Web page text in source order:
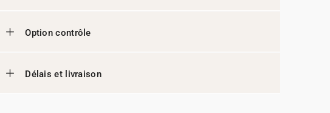
Option contrôle
Délais et livraison